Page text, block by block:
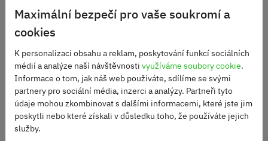
Karabina černá
Převlek MOSKITO
Maximální bezpečí pro vaše soukromí a
cookies
K personalizaci obsahu a reklam, poskytování funkcí sociálních
médií a analýze naší návštěvnosti využíváme soubory cookie.
Informace o tom, jak náš web používáte, sdílíme se svými
partnery pro sociální média, inzerci a analýzy. Partneři tyto
údaje mohou zkombinovat s dalšími informacemi, které jste jim
poskytli nebo které získali v důsledku toho, že používáte jejich
služby.